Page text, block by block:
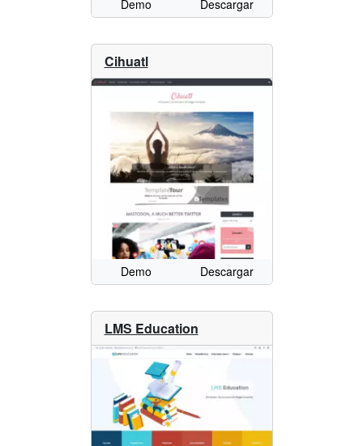
Demo Descargar
Cihuatl
Demo Descargar
LMS Education